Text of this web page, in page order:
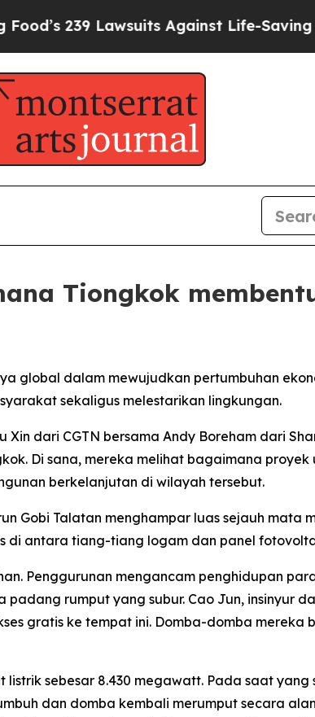
Lawsuits Against Life-Saving Policies
Tiongkok
global dalam mewujudkan pertumbuhan
sekaligus melestarikan lingkungan.
Xin dari CGTN bersama Andy Boreham dari
Di sana, mereka melihat bagaimana
berkelanjutan di wilayah tersebut.
Gobi Talatan menghampar luas sejauh mata
di antara tiang-tiang logam dan panel
Penggurunan mengancam penghidupan
rumput yang subur. Cao Jun, insinyur
gratis ke tempat ini. Domba-domba mereka
sebesar 8.430 megawatt. Pada saat
dan domba kembali merumput secara